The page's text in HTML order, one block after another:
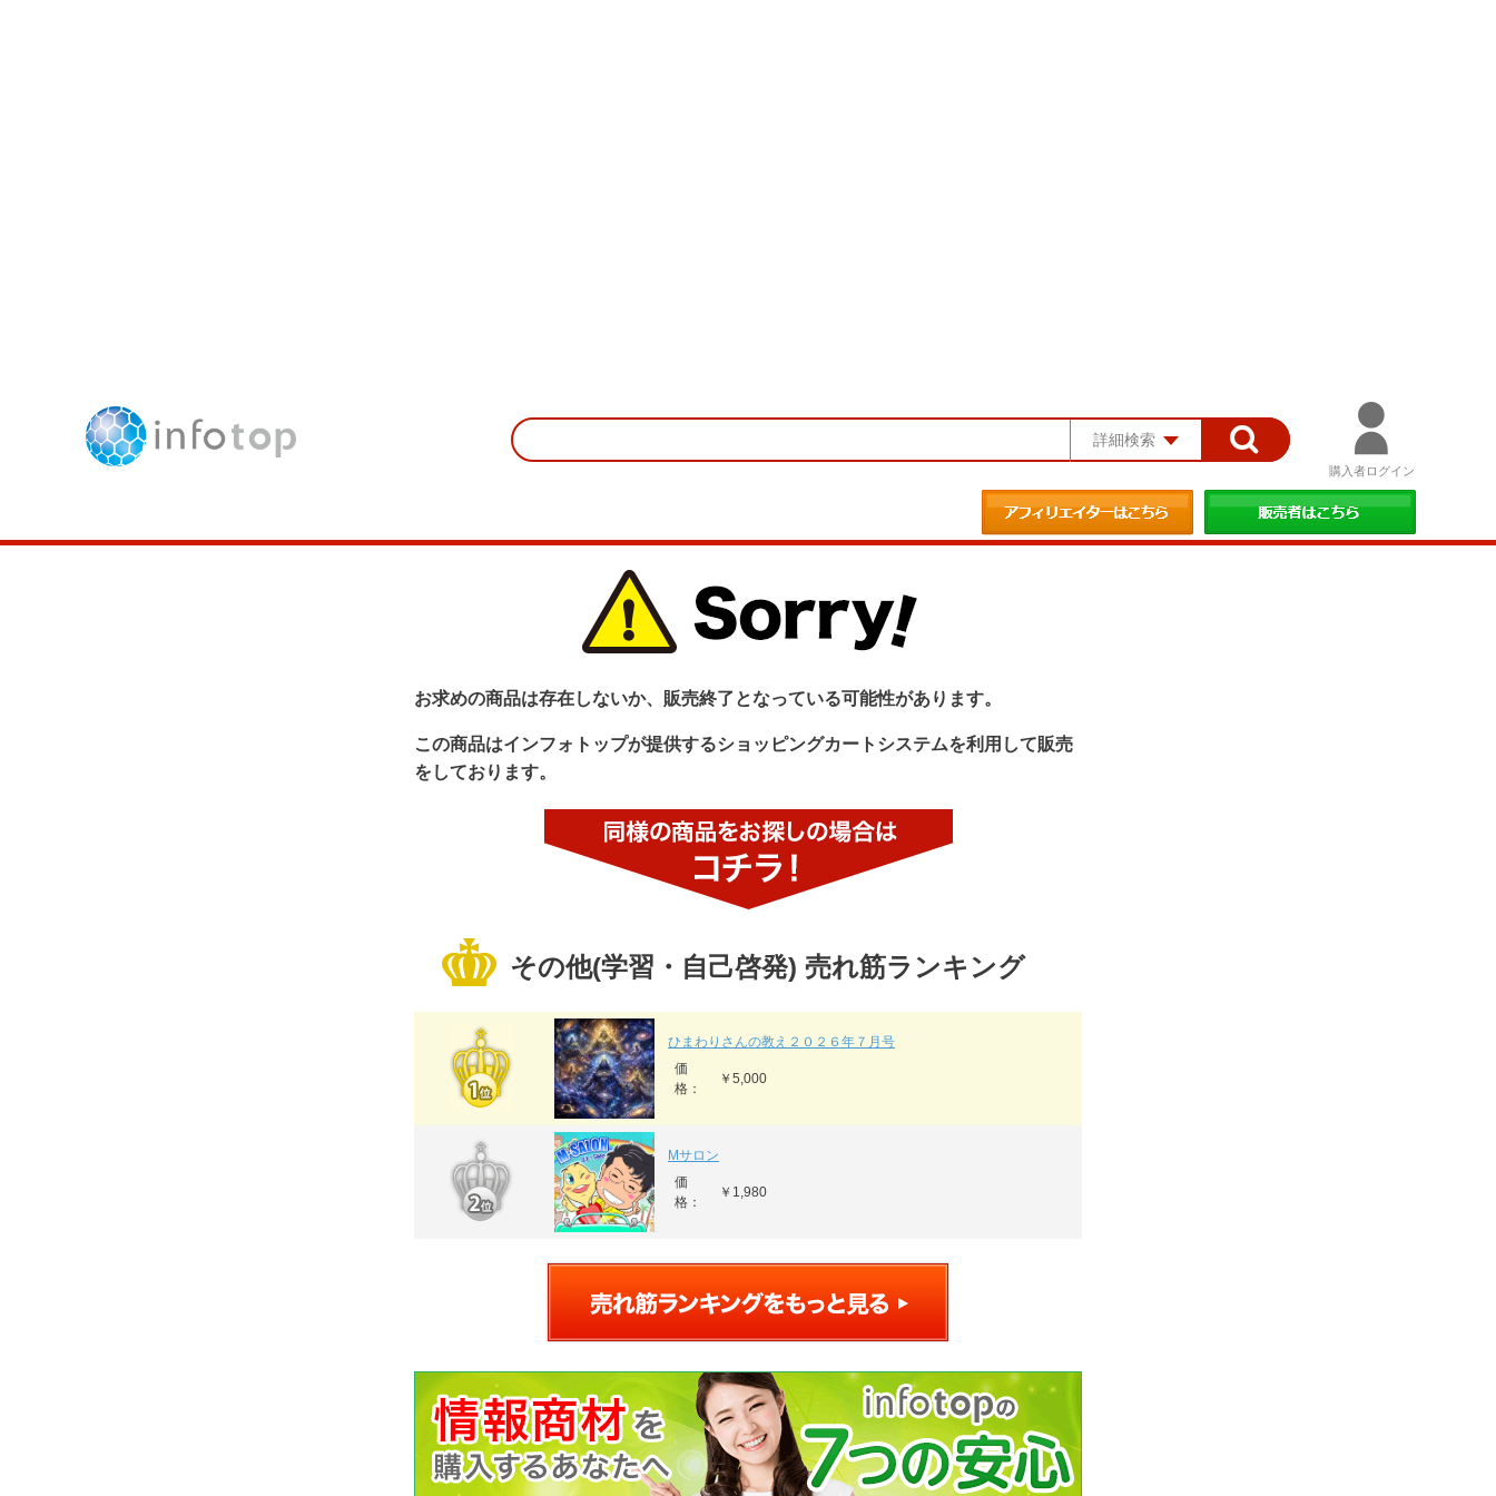
詳細検索
購入者ログイン
お求めの商品は存在しないか、販売終了となっている可能性があります。
この商品はインフォトップが提供するショッピングカートシステムを利用して販売
をしております。
その他(学習・自己啓発) 売れ筋ランキング
ひまわりさんの教え２０２６年７月号
価
格：
￥5,000
Mサロン
価
格：
￥1,980